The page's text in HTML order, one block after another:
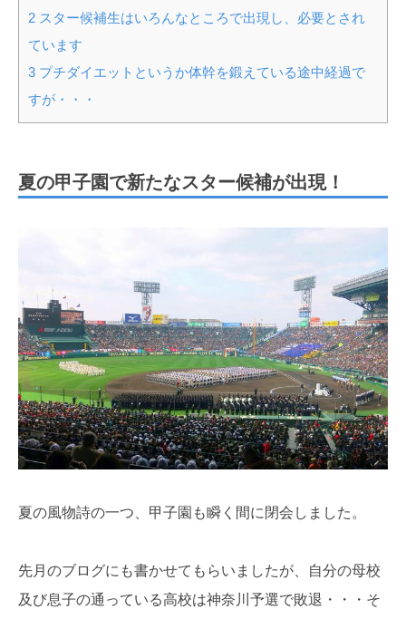
2 スター候補生はいろんなところで出現し、必要とされ
ています
3 プチダイエットというか体幹を鍛えている途中経過で
すが・・・
夏の甲子園で新たなスター候補が出現！
夏の風物詩の一つ、甲子園も瞬く間に閉会しました。
先月のブログにも書かせてもらいましたが、自分の母校
及び息子の通っている高校は神奈川予選で敗退・・・そ